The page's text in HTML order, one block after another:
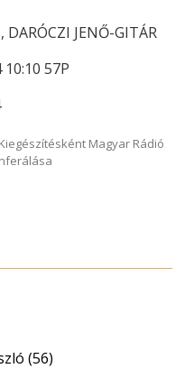
DARÓCZI JENŐ-GITÁR
10:10 57P
Magyar Rádió
(56)